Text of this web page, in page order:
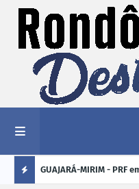
kg de GUAJARÁ-MIRIM - PRF